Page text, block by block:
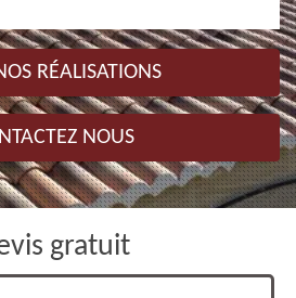
RÉALISATIONS
NOUS
gratuit